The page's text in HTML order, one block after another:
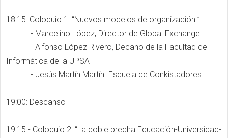
18:15: Coloquio 1: “Nuevos modelos de organización ”
- Marcelino López, Director de Global Exchange.
- Alfonso López Rivero, Decano de la Facultad de
Informática de la UPSA
- Jesús Martín Martín. Escuela de Conkistadores.
19:00: Descanso
19:15.- Coloquio 2: “La doble brecha Educación-Universidad-